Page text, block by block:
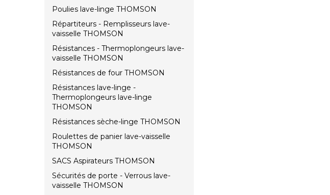
Poulies lave-linge THOMSON
Répartiteurs - Remplisseurs lave-
vaisselle THOMSON
Résistances - Thermoplongeurs lave-
vaisselle THOMSON
Résistances de four THOMSON
Résistances lave-linge -
Thermoplongeurs lave-linge
THOMSON
Résistances sèche-linge THOMSON
Roulettes de panier lave-vaisselle
THOMSON
SACS Aspirateurs THOMSON
Sécurités de porte - Verrous lave-
vaisselle THOMSON